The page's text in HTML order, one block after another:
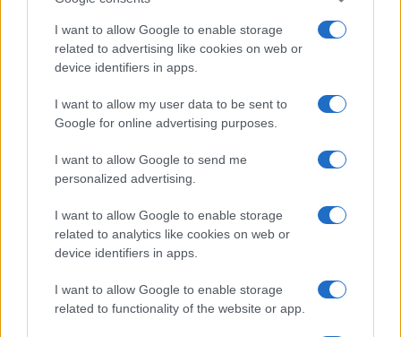
I want to allow Google to enable storage
related to advertising like cookies on web or
device identifiers in apps.
I want to allow my user data to be sent to
Google for online advertising purposes.
I want to allow Google to send me
personalized advertising.
I want to allow Google to enable storage
related to analytics like cookies on web or
device identifiers in apps.
I want to allow Google to enable storage
related to functionality of the website or app.
: l’abbonamento è un
contratto, non una proprietà piena ed è dunque
legittimo che preveda condizioni d’uso, comprese
del tifoso — decidere se andare o meno alla
partita — non dovrebbe essere sacrificata
sull’altare di un problema che riguarda una
minoranza di speculatori.
Ivan Mazzoletti, 6 agosto 2026